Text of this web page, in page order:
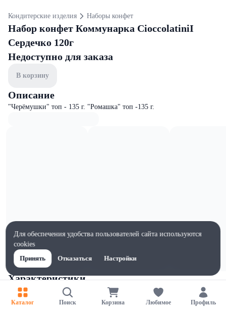
Кондитерские изделия Наборы конфет
Набор конфет Коммунарка CioccolatiniI
Сердечко 120г
Недоступно для заказа
В корзину
Описание
"Черёмушки" топ - 135 г. "Ромашка" топ -135 г.
Характеристики
Жиры на 100г, г
12.5
Каталог Поиск Корзина Любимое Профиль
Для обеспечения удобства пользователей сайта используются
cookies
Принять
Отказаться Настройки